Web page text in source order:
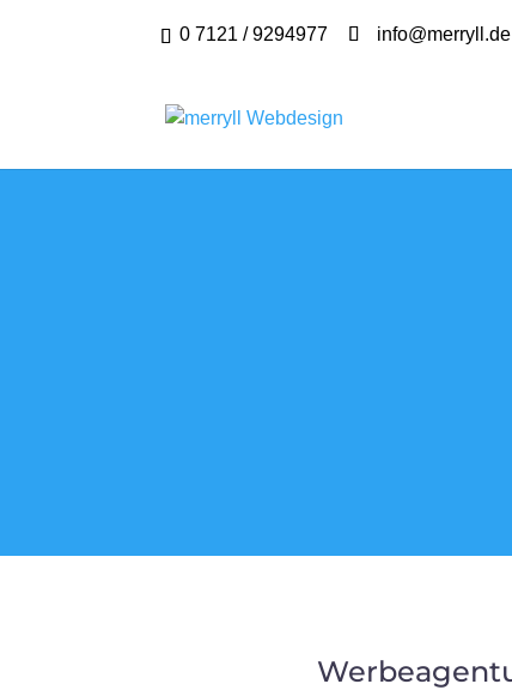
0 7121 / 9294977 info@merryll.de